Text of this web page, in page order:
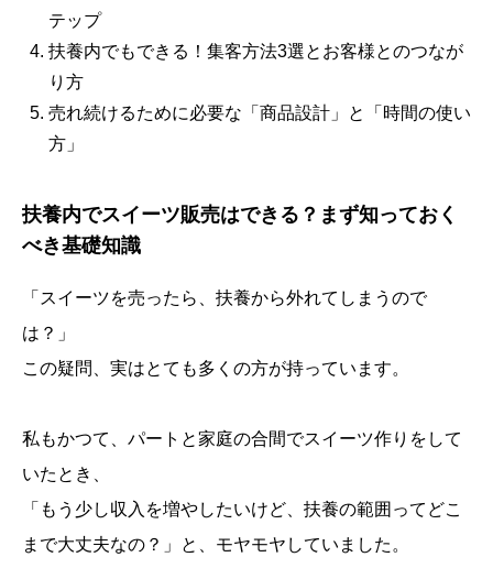
テップ
扶養内でもできる！集客方法3選とお客様とのつなが
り方
売れ続けるために必要な「商品設計」と「時間の使い
方」
扶養内でスイーツ販売はできる？まず知っておく
べき基礎知識
「スイーツを売ったら、扶養から外れてしまうので
は？」
この疑問、実はとても多くの方が持っています。
私もかつて、パートと家庭の合間でスイーツ作りをして
いたとき、
「もう少し収入を増やしたいけど、扶養の範囲ってどこ
まで大丈夫なの？」と、モヤモヤしていました。